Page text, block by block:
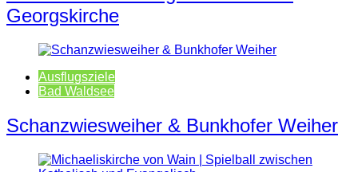
Georgskirche
Ausflugsziele
Bad Waldsee
Schanzwiesweiher & Bunkhofer Weiher